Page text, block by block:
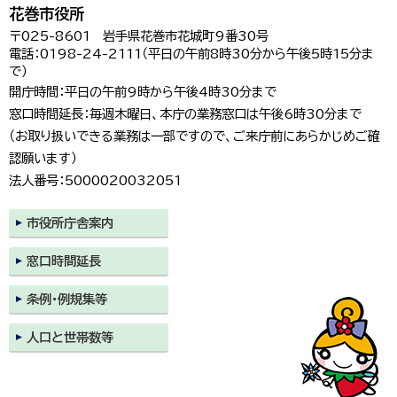
花巻市役所
〒025-8601 岩手県花巻市花城町9番30号
電話：0198-24-2111（平日の午前8時30分から午後5時15分ま
で）
開庁時間：平日の午前9時から午後4時30分まで
窓口時間延長：毎週木曜日、本庁の業務窓口は午後6時30分まで
（お取り扱いできる業務は一部ですので、ご来庁前にあらかじめご確
認願います）
法人番号：5000020032051
市役所庁舎案内
窓口時間延長
条例・例規集等
人口と世帯数等